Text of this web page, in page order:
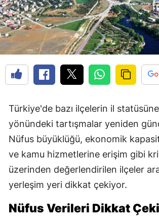
Türkiye'de bazı ilçelerin il
yönündeki tartışmalar yeniden
Nüfus büyüklüğü, ekonomik
ve kamu hizmetlerine erişim gibi
üzerinden değerlendirilen ilçeler
yerleşim yeri dikkat çekiyor.
Nüfus Verileri Dikkat